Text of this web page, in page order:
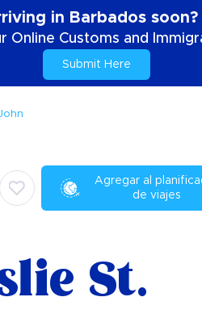
in Barbados soon?
Online Customs and
Submit Here
Agregar al
de viajes
St.